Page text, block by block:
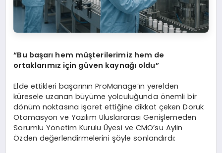
“Bu başarı hem müşterilerimiz hem de
ortaklarımız için güven kaynağı oldu”
Elde ettikleri başarının ProManage’ın yerelden
küresele uzanan büyüme yolculuğunda önemli bir
dönüm noktasına işaret ettiğine dikkat çeken Doruk
Otomasyon ve Yazılım Uluslararası Genişlemeden
Sorumlu Yönetim Kurulu Üyesi ve CMO’su Aylin
Özden değerlendirmelerini şöyle sonlandırdı: